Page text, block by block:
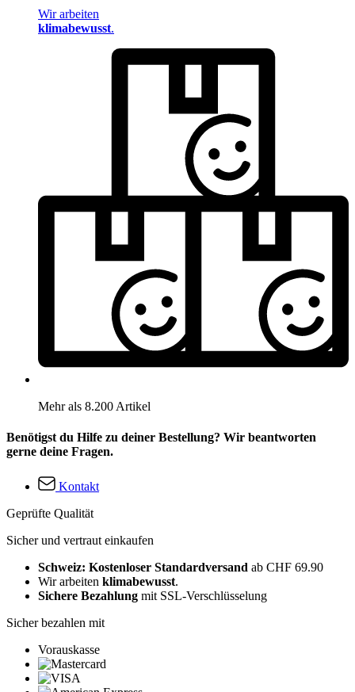
Wir arbeiten
klimabewusst.
Mehr als 8.200 Artikel
Benötigst du Hilfe zu deiner Bestellung? Wir beantworten
gerne deine Fragen.
Kontakt
Geprüfte Qualität
Sicher und vertraut einkaufen
Schweiz: Kostenloser Standardversand ab CHF 69.90
Wir arbeiten klimabewusst.
Sichere Bezahlung mit SSL-Verschlüsselung
Sicher bezahlen mit
Vorauskasse